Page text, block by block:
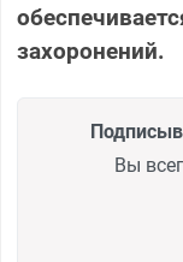
захоронений.
Вы